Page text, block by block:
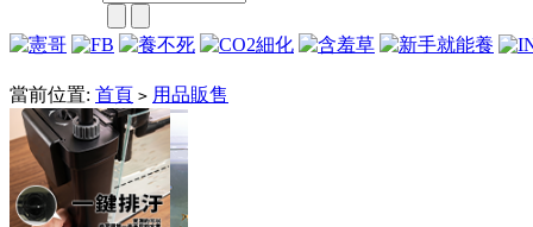
當前位置: 首頁 > 用品販售